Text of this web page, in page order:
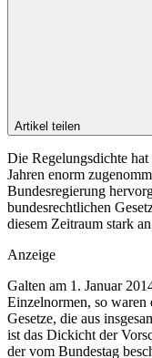
Artikel teilen
Die Regelungsdichte
Jahren enorm
Bundesregierung
bundesrechtlichen
diesem Zeitraum stark
Anzeige
Galten am 1. Januar
Einzelnormen, so waren
Gesetze, die aus
ist das Dickicht der
der vom Bundestag